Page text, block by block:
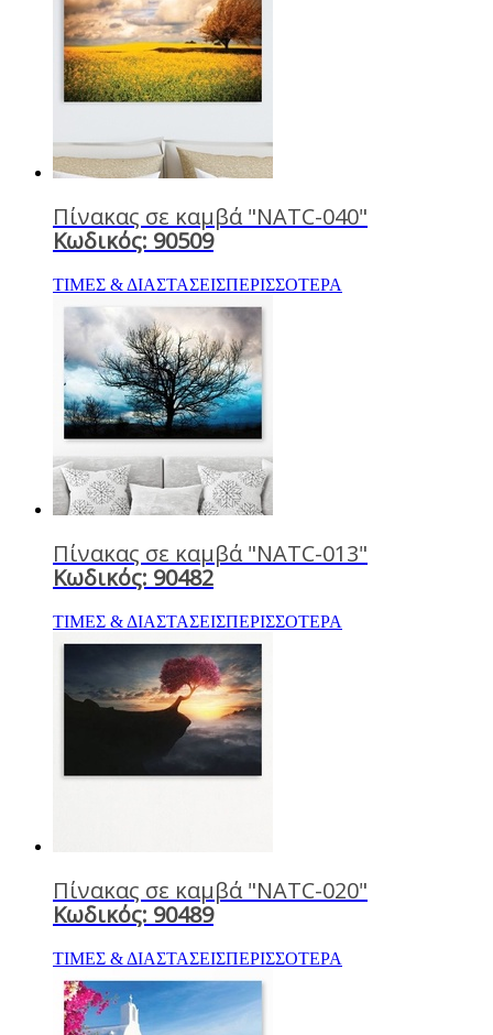
Πίνακας σε καμβά "NATC-040"
Κωδικός: 90509
ΤΙΜΕΣ & ΔΙΑΣΤΑΣΕΙΣΠΕΡΙΣΣΟΤΕΡΑ
Πίνακας σε καμβά "NATC-013"
Κωδικός: 90482
ΤΙΜΕΣ & ΔΙΑΣΤΑΣΕΙΣΠΕΡΙΣΣΟΤΕΡΑ
Πίνακας σε καμβά "NATC-020"
Κωδικός: 90489
ΤΙΜΕΣ & ΔΙΑΣΤΑΣΕΙΣΠΕΡΙΣΣΟΤΕΡΑ